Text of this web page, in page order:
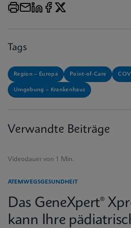
Tags
Region – Europa Point-of-Care
Umgebung – Krankenhaus
Verwandte Beiträge
Videodauer von 1 Min.
ATEMWEGSGESUNDHEIT
Das GeneXpert®
kann Ihre